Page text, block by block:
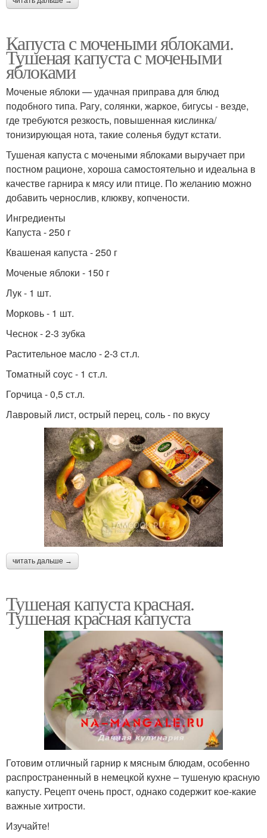
Капуста с мочеными яблоками.
Тушеная капуста с мочеными
яблоками
Моченые яблоки — удачная приправа для блюд
подобного типа. Рагу, солянки, жаркое, бигусы - везде,
где требуются резкость, повышенная кислинка/
тонизирующая нота, такие соленья будут кстати.
Тушеная капуста с мочеными яблоками выручает при
постном рационе, хороша самостоятельно и идеальна в
качестве гарнира к мясу или птице. По желанию можно
добавить чернослив, клюкву, копчености.
Ингредиенты
Капуста - 250 г
Квашеная капуста - 250 г
Моченые яблоки - 150 г
Лук - 1 шт.
Морковь - 1 шт.
Чеснок - 2-3 зубка
Растительное масло - 2-3 ст.л.
Томатный соус - 1 ст.л.
Горчица - 0,5 ст.л.
Лавровый лист, острый перец, соль - по вкусу
читать дальше →
Тушеная капуста красная.
Тушеная красная капуста
Готовим отличный гарнир к мясным блюдам, особенно
распространенный в немецкой кухне – тушеную красную
капусту. Рецепт очень прост, однако содержит кое-какие
важные хитрости.
Изучайте!